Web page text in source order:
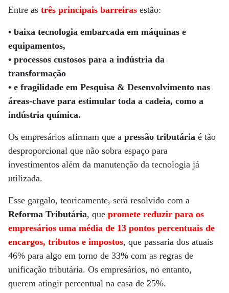
Entre as três principais barreiras estão:
• baixa tecnologia embarcada em máquinas e
equipamentos,
• processos custosos para a indústria da
transformação
• e fragilidade em Pesquisa & Desenvolvimento nas
áreas-chave para estimular toda a cadeia, como a
indústria química.
Os empresários afirmam que a pressão tributária é tão
desproporcional que não sobra espaço para
investimentos além da manutenção da tecnologia já
utilizada.
Esse gargalo, teoricamente, será resolvido com a
Reforma Tributária, que promete reduzir para os
empresários uma média de 13 pontos percentuais de
encargos, tributos e impostos, que passaria dos atuais
46% para algo em torno de 33% com as regras de
unificação tributária. Os empresários, no entanto,
querem atingir percentual na casa de 25%.